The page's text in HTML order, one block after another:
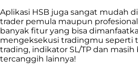
Aplikasi HSB juga sangat mudah
trader pemula maupun
banyak fitur yang bisa
mengeksekusi tradingmu seperti
trading, indikator SL/TP dan
tercanggih lainnya!